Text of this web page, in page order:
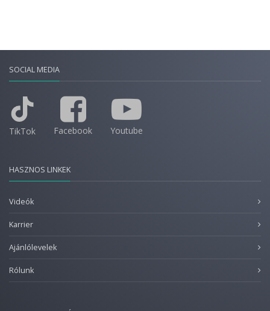
SOCIAL MEDIA
TikTok Facebook Youtube
HASZNOS LINKEK
Videók
Karrier
Ajánlólevelek
Rólunk